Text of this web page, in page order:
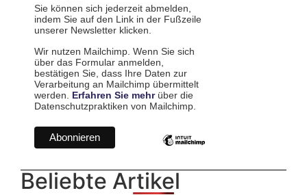
Sie können sich jederzeit abmelden,
indem Sie auf den Link in der Fußzeile
unserer Newsletter klicken.
Wir nutzen Mailchimp. Wenn Sie sich
über das Formular anmelden,
bestätigen Sie, dass Ihre Daten zur
Verarbeitung an Mailchimp übermittelt
werden. Erfahren Sie mehrüber die
Datenschutzpraktiken von Mailchimp.
Beliebte Artikel